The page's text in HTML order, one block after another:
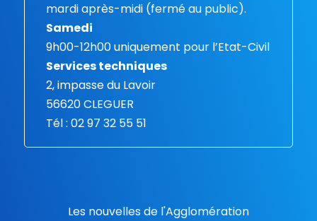
mardi après-midi (fermé au public).
Samedi
9h00-12h00 uniquement pour l’Etat-Civil
Services techniques
2, impasse du Lavoir
56620 CLEGUER
Tél : 02 97 32 55 51
Les nouvelles de l'Agglomération